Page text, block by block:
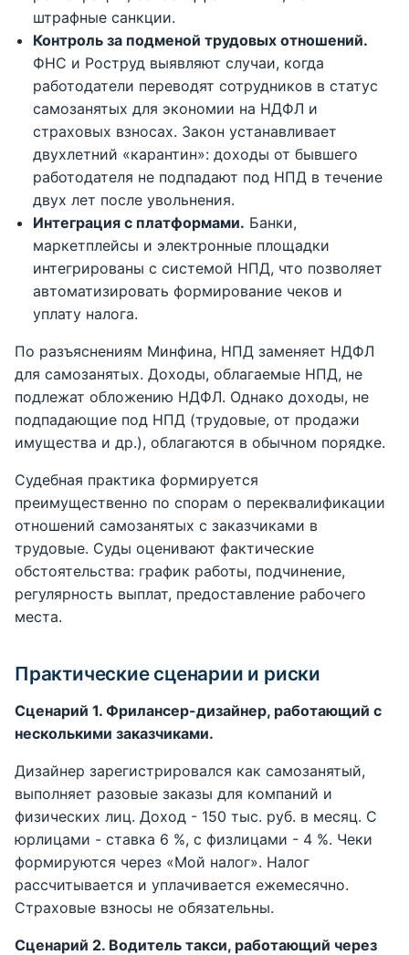
штрафные санкции.
Контроль за подменой трудовых отношений.
ФНС и Роструд выявляют случаи, когда
работодатели переводят сотрудников в статус
самозанятых для экономии на НДФЛ и
страховых взносах. Закон устанавливает
двухлетний «карантин»: доходы от бывшего
работодателя не подпадают под НПД в течение
двух лет после увольнения.
Интеграция с платформами. Банки,
маркетплейсы и электронные площадки
интегрированы с системой НПД, что позволяет
автоматизировать формирование чеков и
уплату налога.
По разъяснениям Минфина, НПД заменяет НДФЛ
для самозанятых. Доходы, облагаемые НПД, не
подлежат обложению НДФЛ. Однако доходы, не
подпадающие под НПД (трудовые, от продажи
имущества и др.), облагаются в обычном порядке.
Судебная практика формируется
преимущественно по спорам о переквалификации
отношений самозанятых с заказчиками в
трудовые. Суды оценивают фактические
обстоятельства: график работы, подчинение,
регулярность выплат, предоставление рабочего
места.
Практические сценарии и риски
Сценарий 1. Фрилансер-дизайнер, работающий с
несколькими заказчиками.
Дизайнер зарегистрировался как самозанятый,
выполняет разовые заказы для компаний и
физических лиц. Доход - 150 тыс. руб. в месяц. С
юрлицами - ставка 6 %, с физлицами - 4 %. Чеки
формируются через «Мой налог». Налог
рассчитывается и уплачивается ежемесячно.
Страховые взносы не обязательны.
Сценарий 2. Водитель такси, работающий через